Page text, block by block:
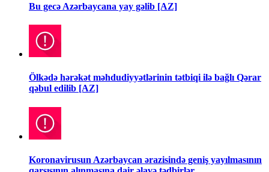
Bu gecə Azərbaycana yay gəlib [AZ]
Ölkədə hərəkət məhdudiyyətlərinin tətbiqi ilə bağlı Qərar
qəbul edilib [AZ]
Koronavirusun Azərbaycan ərazisində geniş yayılmasının